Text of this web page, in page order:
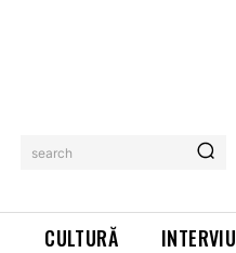
search
CULTURĂ INTERVIU